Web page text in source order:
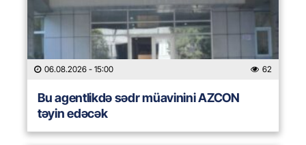
06.08.2026 - 15:00 62
Bu agentlikdə sədr müavinini AZCON
təyin edəcək